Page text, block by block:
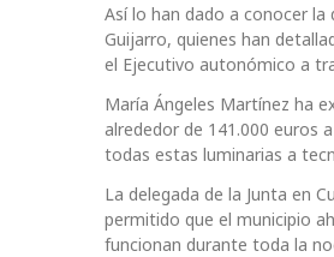
Así lo han dado a conocer la
Guijarro, quienes han
el Ejecutivo autonómico a
María Ángeles Martínez ha
alrededor de 141.000 euros
todas estas luminarias a
La delegada de la Junta en
permitido que el municipio
funcionan durante toda la